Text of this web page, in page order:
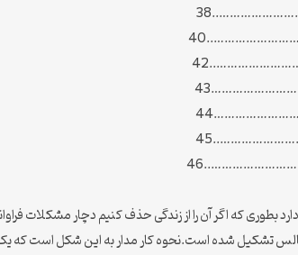
بطوری که اگر آن را از زندگی حذف کنیم دچار مشکلات